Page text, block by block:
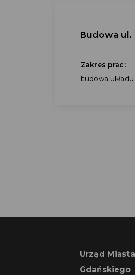
Budowa ul.
Zakres prac:
budowa
Urząd
Gdańskiego